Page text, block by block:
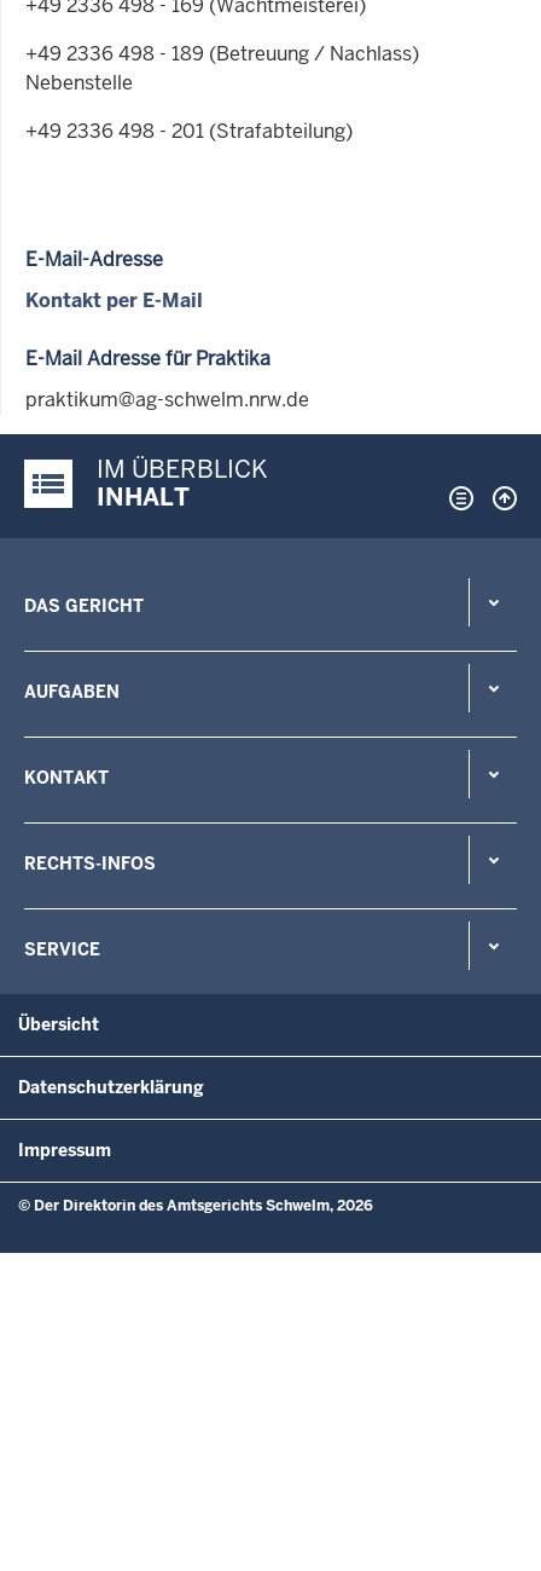
+49 2336 498 - 189 (Betreuung / Nachlass)
Nebenstelle
+49 2336 498 - 201 (Strafabteilung)
E-Mail-Adresse
Kontakt per E-Mail
E-Mail Adresse für Praktika
praktikum@ag-schwelm.nrw.de
Justiz-Portal im Überblick:
IM ÜBERBLICK
INHALT
DAS GERICHT
AUFGABEN
KONTAKT
RECHTS-INFOS
SERVICE
Übersicht
Datenschutzerklärung
Impressum
© Der Direktorin des Amtsgerichts Schwelm, 2026